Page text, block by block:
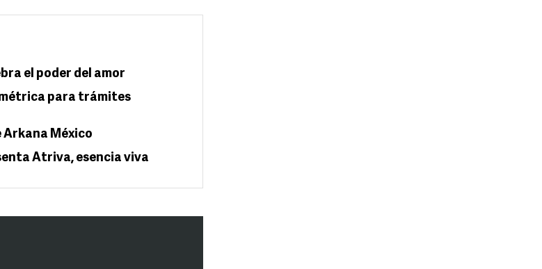
el poder del amor
para trámites
Arkana México
Atriva, esencia viva